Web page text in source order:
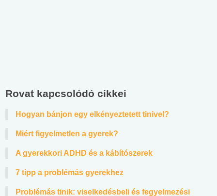
Rovat kapcsolódó cikkei
Hogyan bánjon egy elkényeztetett tinivel?
Miért figyelmetlen a gyerek?
A gyerekkori ADHD és a kábítószerek
7 tipp a problémás gyerekhez
Problémás tinik: viselkedésbeli és fegyelmezési